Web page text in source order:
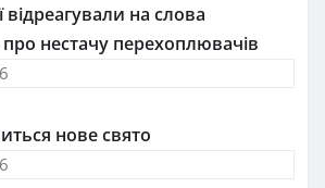
відреагували на слова
нестачу перехоплювачів
нове свято